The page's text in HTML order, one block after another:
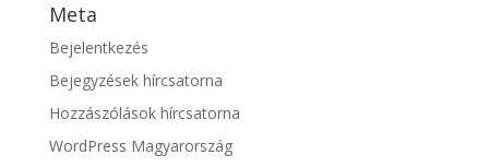
Meta
Bejelentkezés
Bejegyzések hírcsatorna
Hozzászólások hírcsatorna
WordPress Magyarország